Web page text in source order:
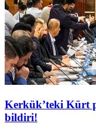
Kerkük’teki Kürt
bildiri!